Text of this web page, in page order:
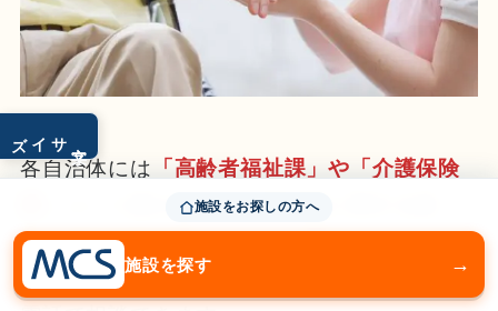
サイズ
各自治体には 「高齢者福祉課」や「介護保険
という課があり、介護全般に関する相
談、地域包括支援センターの案内などをして
います。窓口に直接相談しに行く、もしくは
施設をお探しの方へ
施設を探す →